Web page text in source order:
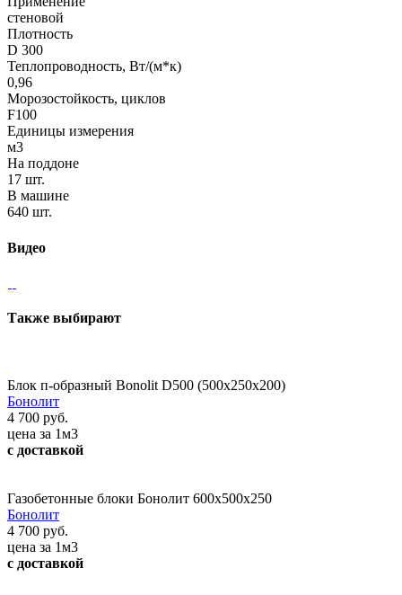
стеновой
Плотность
D 300
Теплопроводность, Вт/(м*к)
0,96
Морозостойкость, циклов
F100
Единицы измерения
м3
На поддоне
17 шт.
В машине
640 шт.
Видео
Также выбирают
Блок п-образный Bonolit D500 (500х250х200)
Бонолит
4 700 руб.
цена за 1м3
с доставкой
Газобетонные блоки Бонолит 600x500x250
Бонолит
4 700 руб.
цена за 1м3
с доставкой